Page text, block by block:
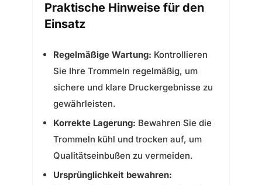
Praktische Hinweise für den
Einsatz
Regelmäßige Wartung: Kontrollieren
Sie Ihre Trommeln regelmäßig, um
sichere und klare Druckergebnisse zu
gewährleisten.
Korrekte Lagerung: Bewahren Sie die
Trommeln kühl und trocken auf, um
Qualitätseinbußen zu vermeiden.
Ursprünglichkeit bewahren: